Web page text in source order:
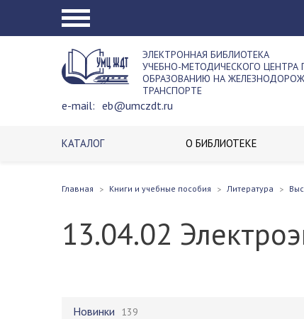
ЭЛЕКТРОННАЯ БИБЛИОТЕКА
УЧЕБНО-МЕТОДИЧЕСКОГО ЦЕНТРА
ОБРАЗОВАНИЮ НА
ТРАНСПОРТЕ
e-mail: eb@umczdt.ru
КАТАЛОГ О БИБЛИОТЕКЕ
Главная Книги и учебные пособия Литература
13.04.02
Новинки 139